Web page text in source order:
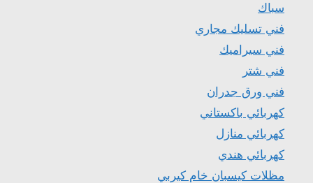
سباك
فني تسليك مجاري
فني سيراميك
فني شتر
فني ورق جدران
كهربائي باكستاني
كهربائي منازل
كهربائي هندي
مظلات كيسبان خام كيربي